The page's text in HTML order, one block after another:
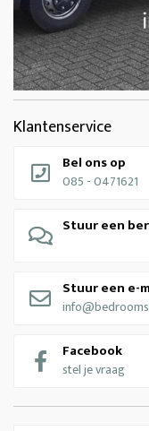
Klantenservice
Bel ons op
085 - 0471621
Stuur een
Stuur een e-
Facebook
stel je vraag